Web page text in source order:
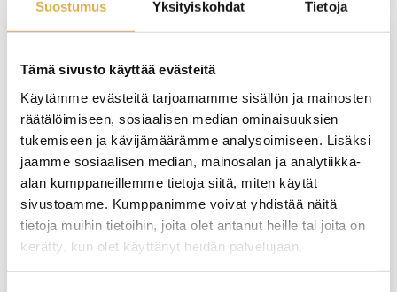
Suostumus Yksityiskohdat Tietoja
Tämä sivusto käyttää evästeitä
Käytämme evästeitä tarjoamamme sisällön ja mainosten
räätälöimiseen, sosiaalisen median ominaisuuksien
tukemiseen ja kävijämäärämme analysoimiseen. Lisäksi
jaamme sosiaalisen median, mainosalan ja analytiikka-
alan kumppaneillemme tietoja siitä, miten käytät
sivustoamme. Kumppanimme voivat yhdistää näitä
tietoja muihin tietoihin, joita olet antanut heille tai joita on
kerätty, kun olet käyttänyt heidän palvelujaan.
VERKKOTOTEUTUS
Isännöintityön koulutusohjelma |
Tervetuloa kehittämään
isännöitsijätaitojasi
KOULUTUS ALKAA
19.5.2027
VIIMEINEN ILMOITTAUTUMISPÄIVÄ